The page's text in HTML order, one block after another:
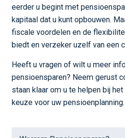
eerder u begint met
kapitaal dat u kunt opbouwen.
fiscale voordelen en de
biedt en verzeker uzelf van een
Heeft u vragen of wilt u meer
pensioensparen? Neem gerust
staan klaar om u te helpen bij
keuze voor uw pensioenplanning.